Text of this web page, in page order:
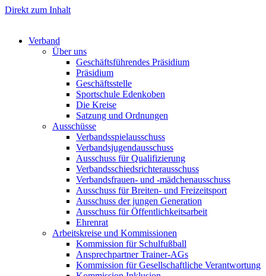
Direkt zum Inhalt
Verband
Über uns
Geschäftsführendes Präsidium
Präsidium
Geschäftsstelle
Sportschule Edenkoben
Die Kreise
Satzung und Ordnungen
Ausschüsse
Verbandsspielausschuss
Verbandsjugendausschuss
Ausschuss für Qualifizierung
Verbandsschiedsrichterausschuss
Verbandsfrauen- und -mädchenausschuss
Ausschuss für Breiten- und Freizeitsport
Ausschuss der jungen Generation
Ausschuss für Öffentlichkeitsarbeit
Ehrenrat
Arbeitskreise und Kommissionen
Kommission für Schulfußball
Ansprechpartner Trainer-AGs
Kommission für Gesellschaftliche Verantwortung